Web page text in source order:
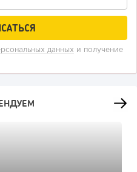
данных и получение